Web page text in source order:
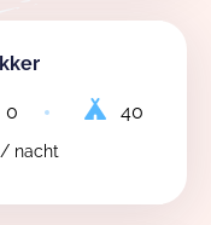
0
40
nacht